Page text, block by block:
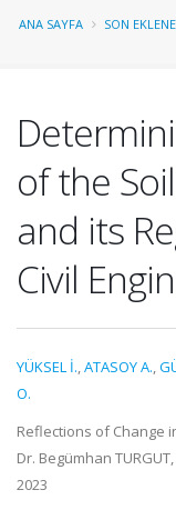
ANA SAYFA SON
of the
and its
Civil
YÜKSEL İ.,ATASOY A.,
O.
Reflections of Change
Dr. Begümhan
2023